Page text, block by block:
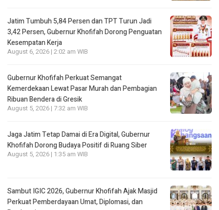
Jatim Tumbuh 5,84 Persen dan TPT Turun Jadi
3,42 Persen, Gubernur Khofifah Dorong Penguatan
Kesempatan Kerja
August 6, 2026 | 2:02 am WIB
Gubernur Khofifah Perkuat Semangat
Kemerdekaan Lewat Pasar Murah dan Pembagian
Ribuan Bendera di Gresik
August 5, 2026 | 7:32 am WIB
Jaga Jatim Tetap Damai di Era Digital, Gubernur
Khofifah Dorong Budaya Positif di Ruang Siber
August 5, 2026 | 1:35 am WIB
Sambut IGIC 2026, Gubernur Khofifah Ajak Masjid
Perkuat Pemberdayaan Umat, Diplomasi, dan